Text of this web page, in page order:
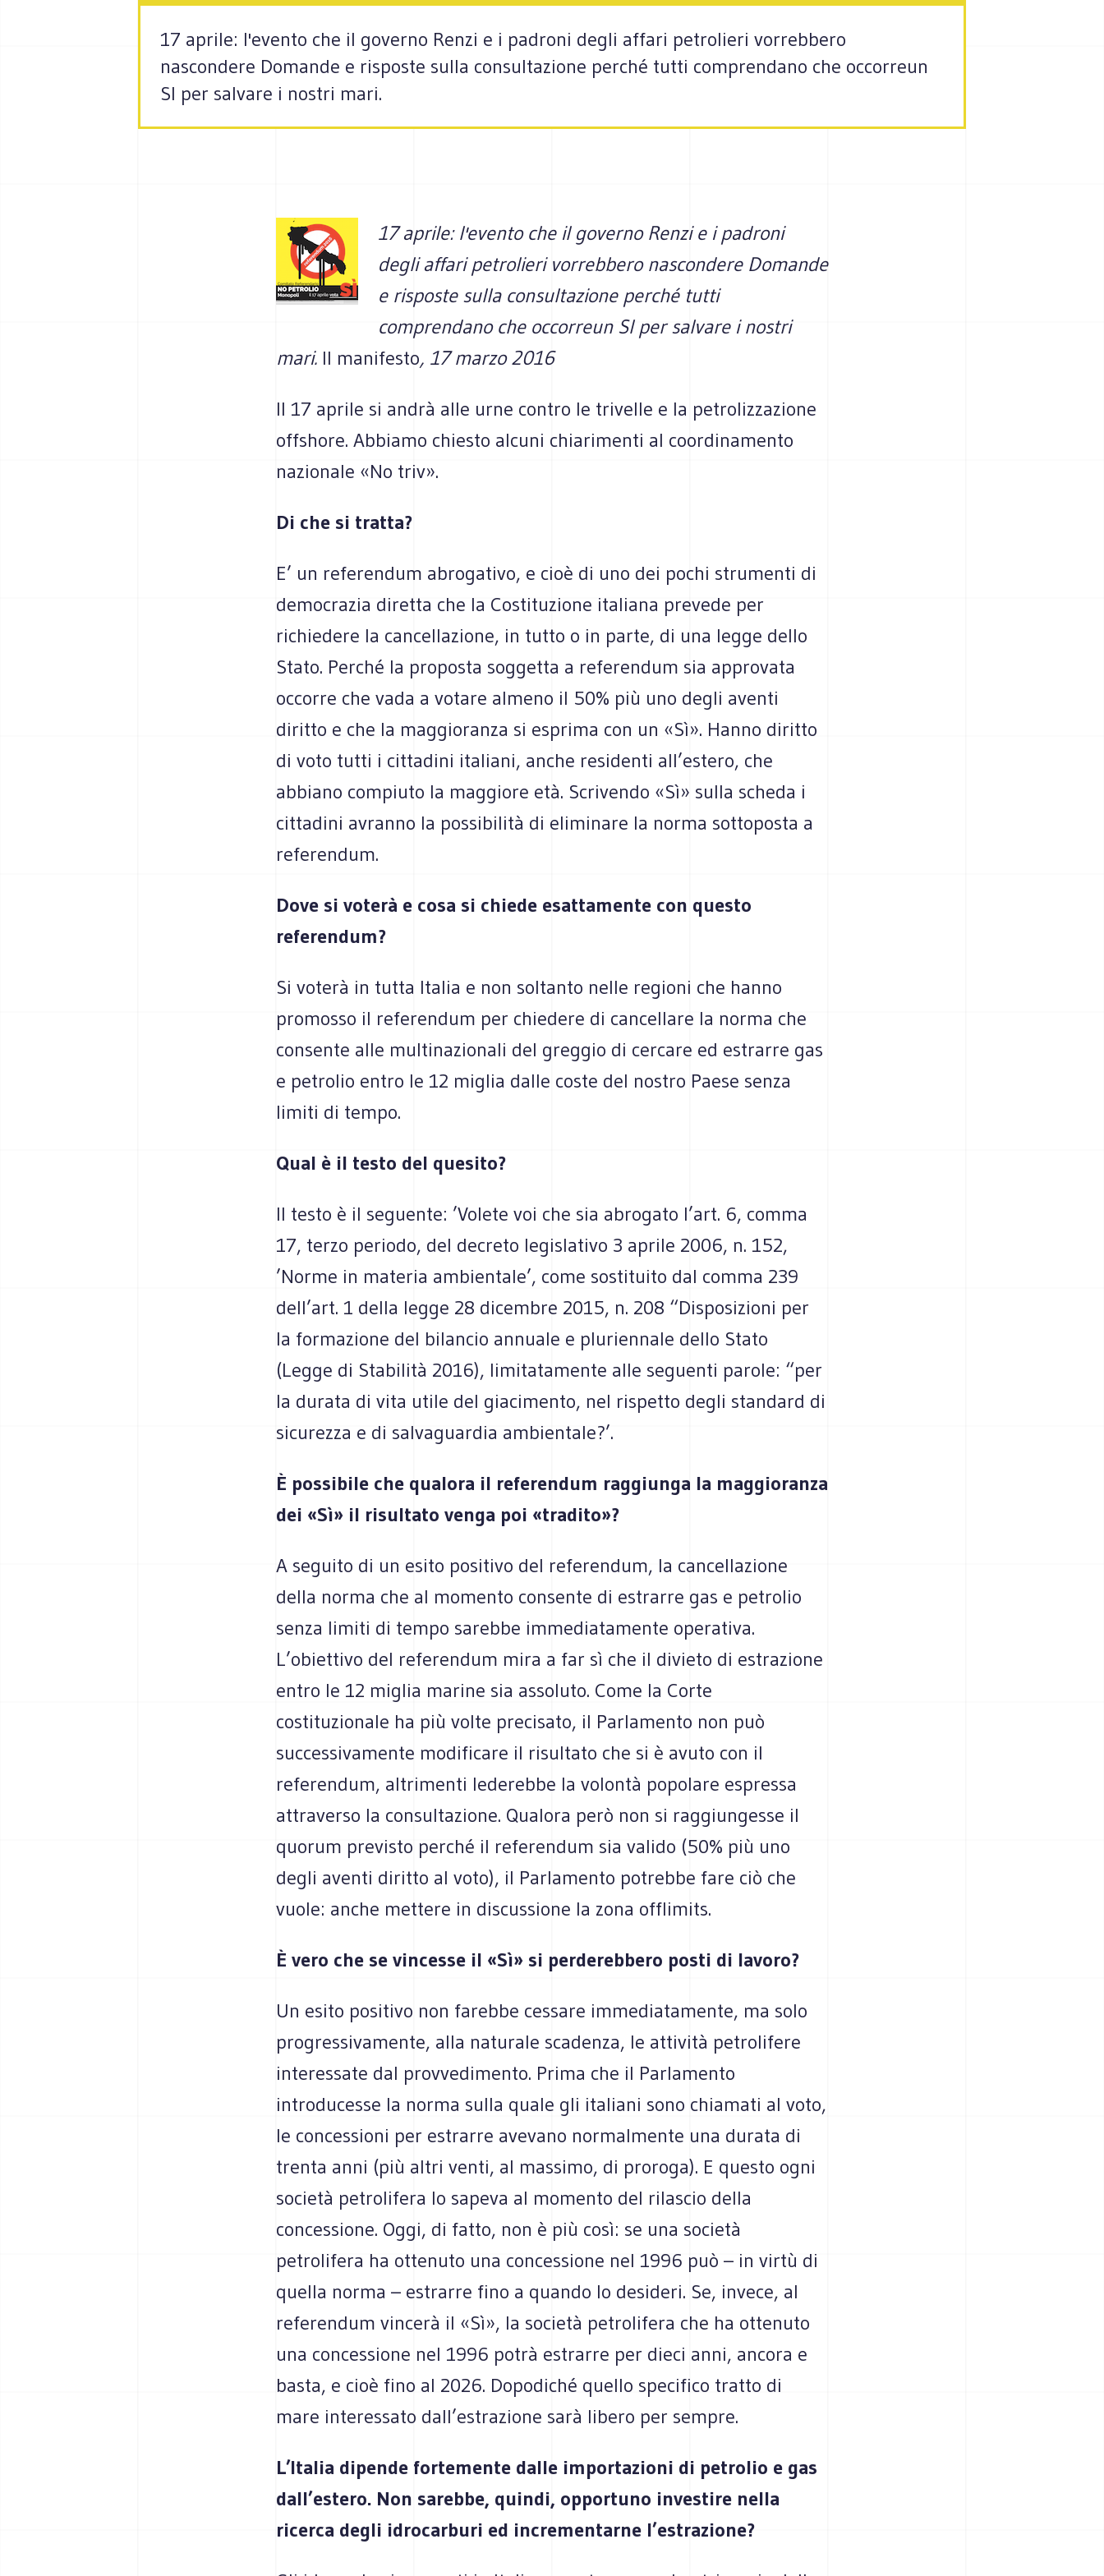
17 aprile: l'evento che il governo Renzi e i padroni degli affari petrolieri vorrebbero
nascondere Domande e risposte sulla consultazione perché tutti comprendano che occorreun
SI per salvare i nostri mari.
17 aprile: l'evento che il governo Renzi e i padroni
degli affari petrolieri vorrebbero nascondere Domande
e risposte sulla consultazione perché tutti
comprendano che occorreun SI per salvare i nostri
mari. Il manifesto, 17 marzo 2016
Il 17 aprile si andrà alle urne contro le trivelle e la petrolizzazione
offshore. Abbiamo chiesto alcuni chiarimenti al coordinamento
nazionale «No triv».
Di che si tratta?
E’ un referendum abrogativo, e cioè di uno dei pochi strumenti di
democrazia diretta che la Costituzione italiana prevede per
richiedere la cancellazione, in tutto o in parte, di una legge dello
Stato. Perché la proposta soggetta a referendum sia approvata
occorre che vada a votare almeno il 50% più uno degli aventi
diritto e che la maggioranza si esprima con un «Sì». Hanno diritto
di voto tutti i cittadini italiani, anche residenti all’estero, che
abbiano compiuto la maggiore età. Scrivendo «Sì» sulla scheda i
cittadini avranno la possibilità di eliminare la norma sottoposta a
referendum.
Dove si voterà e cosa si chiede esattamente con questo
referendum?
Si voterà in tutta Italia e non soltanto nelle regioni che hanno
promosso il referendum per chiedere di cancellare la norma che
consente alle multinazionali del greggio di cercare ed estrarre gas
e petrolio entro le 12 miglia dalle coste del nostro Paese senza
limiti di tempo.
Qual è il testo del quesito?
Il testo è il seguente: ’Volete voi che sia abrogato l’art. 6, comma
17, terzo periodo, del decreto legislativo 3 aprile 2006, n. 152,
’Norme in materia ambientale’, come sostituito dal comma 239
dell’art. 1 della legge 28 dicembre 2015, n. 208 “Disposizioni per
la formazione del bilancio annuale e pluriennale dello Stato
(Legge di Stabilità 2016), limitatamente alle seguenti parole: “per
la durata di vita utile del giacimento, nel rispetto degli standard di
sicurezza e di salvaguardia ambientale?’.
È possibile che qualora il referendum raggiunga la maggioranza
dei «Sì» il risultato venga poi «tradito»?
A seguito di un esito positivo del referendum, la cancellazione
della norma che al momento consente di estrarre gas e petrolio
senza limiti di tempo sarebbe immediatamente operativa.
L’obiettivo del referendum mira a far sì che il divieto di estrazione
entro le 12 miglia marine sia assoluto. Come la Corte
costituzionale ha più volte precisato, il Parlamento non può
successivamente modificare il risultato che si è avuto con il
referendum, altrimenti lederebbe la volontà popolare espressa
attraverso la consultazione. Qualora però non si raggiungesse il
quorum previsto perché il referendum sia valido (50% più uno
degli aventi diritto al voto), il Parlamento potrebbe fare ciò che
vuole: anche mettere in discussione la zona offlimits.
È vero che se vincesse il «Sì» si perderebbero posti di lavoro?
Un esito positivo non farebbe cessare immediatamente, ma solo
progressivamente, alla naturale scadenza, le attività petrolifere
interessate dal provvedimento. Prima che il Parlamento
introducesse la norma sulla quale gli italiani sono chiamati al voto,
le concessioni per estrarre avevano normalmente una durata di
trenta anni (più altri venti, al massimo, di proroga). E questo ogni
società petrolifera lo sapeva al momento del rilascio della
concessione. Oggi, di fatto, non è più così: se una società
petrolifera ha ottenuto una concessione nel 1996 può – in virtù di
quella norma – estrarre fino a quando lo desideri. Se, invece, al
referendum vincerà il «Sì», la società petrolifera che ha ottenuto
una concessione nel 1996 potrà estrarre per dieci anni, ancora e
basta, e cioè fino al 2026. Dopodiché quello specifico tratto di
mare interessato dall’estrazione sarà libero per sempre.
L’Italia dipende fortemente dalle importazioni di petrolio e gas
dall’estero. Non sarebbe, quindi, opportuno investire nella
ricerca degli idrocarburi ed incrementarne l’estrazione?